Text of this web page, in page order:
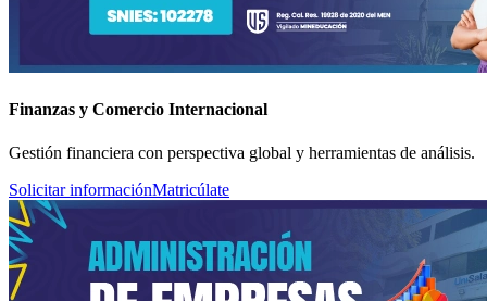
Finanzas y Comercio Internacional
Gestión financiera con perspectiva global y herramientas de análisis.
Solicitar informaciónMatricúlate